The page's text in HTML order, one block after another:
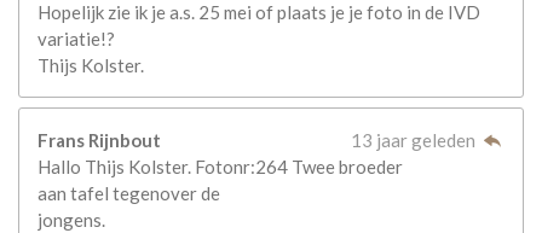
Hopelijk zie ik je a.s. 25 mei of plaats je je foto in de IVD
variatie!?
Thijs Kolster.
Frans Rijnbout
13 jaar geleden
Hallo Thijs Kolster. Fotonr:264 Twee broeder
aan tafel tegenover de
jongens.